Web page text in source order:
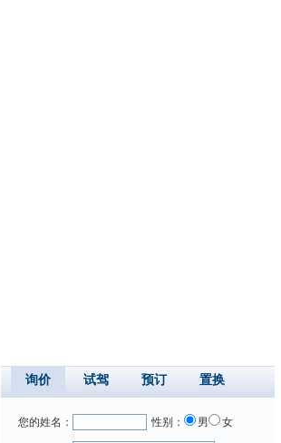
询价 试驾 预订 置换
您的姓名： 性别： 男 女